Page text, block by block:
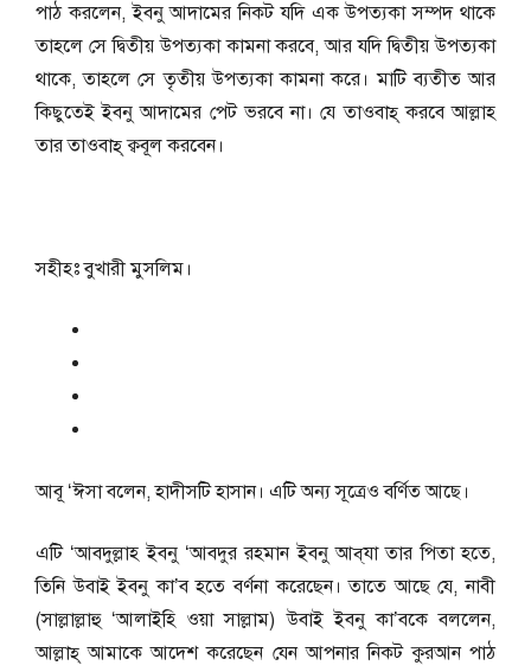
পাঠ করলেন, ইবনু আদামের নিকট যদি এক উপত্যকা সম্পদ থাকে
তাহলে সে দ্বিতীয় উপত্যকা কামনা করবে, আর যদি দ্বিতীয় উপত্যকা
থাকে, তাহলে সে তৃতীয় উপত্যকা কামনা করে। মাটি ব্যতীত আর
কিছুতেই ইবনু আদামের পেট ভরবে না। যে তাওবাহ্‌ করবে আল্লাহ
তার তাওবাহ্‌ ক্ববূল করবেন।
সহীহঃ বুখারী মুসলিম।
আবূ ‘ঈসা বলেন, হাদীসটি হাসান। এটি অন্য সূত্রেও বর্ণিত আছে।
এটি ‘আবদুল্লাহ ইবনু ‘আবদুর রহমান ইবনু আব্‌যা তার পিতা হতে,
তিনি উবাই ইবনু কা’ব হতে বর্ণনা করেছেন। তাতে আছে যে, নাবী
(সাল্লাল্লাহু ‘আলাইহি ওয়া সাল্লাম) উবাই ইবনু কা’বকে বললেন,
আল্লাহ্‌ আমাকে আদেশ করেছেন যেন আপনার নিকট কুরআন পাঠ